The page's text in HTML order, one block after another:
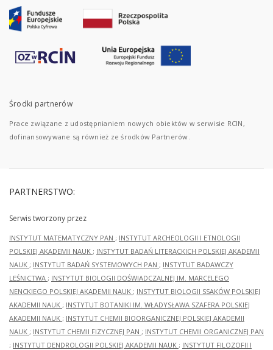
Środki partnerów
Prace związane z udostępnianiem nowych obiektów w serwisie RCIN,
dofinansowywane są również ze środków Partnerów.
PARTNERSTWO:
Serwis tworzony przez
INSTYTUT MATEMATYCZNY PAN ; INSTYTUT ARCHEOLOGII I ETNOLOGII
POLSKIEJ AKADEMII NAUK ; INSTYTUT BADAŃ LITERACKICH POLSKIEJ AKADEMII
NAUK ; INSTYTUT BADAŃ SYSTEMOWYCH PAN ; INSTYTUT BADAWCZY
LEŚNICTWA ; INSTYTUT BIOLOGII DOŚWIADCZALNEJ IM. MARCELEGO
NENCKIEGO POLSKIEJ AKADEMII NAUK ; INSTYTUT BIOLOGII SSAKÓW POLSKIEJ
AKADEMII NAUK ; INSTYTUT BOTANIKI IM. WŁADYSŁAWA SZAFERA POLSKIEJ
AKADEMII NAUK ; INSTYTUT CHEMII BIOORGANICZNEJ POLSKIEJ AKADEMII
NAUK ; INSTYTUT CHEMII FIZYCZNEJ PAN ; INSTYTUT CHEMII ORGANICZNEJ PAN
; INSTYTUT DENDROLOGII POLSKIEJ AKADEMII NAUK ; INSTYTUT FILOZOFII I